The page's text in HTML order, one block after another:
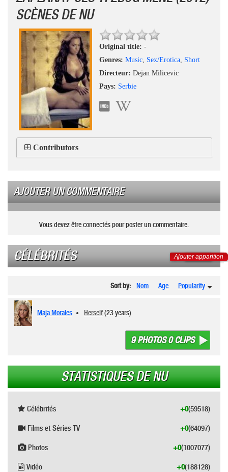
SCÈNES DE NU
Original title: -
Genres: Music, Sex/Erotica, Short
Directeur: Dejan Milicevic
Pays: Serbie
Contributors
AJOUTER UN COMMENTAIRE
Vous devez être connectés pour poster un commentaire.
CÉLÉBRITÉS Ajouter apparition
Sort by: Nom Age Popularity
Maja Morales Herself(23 years)
9 PHOTOS 0 CLIPS
STATISTIQUES DE NU
Célébrités (59518)
+0
Films et Séries TV (64097)
+0
Photos (1007077)
+0
Vidéo (188128)
+0